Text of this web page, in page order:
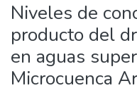
Niveles de
producto del
en aguas
Microcuenca